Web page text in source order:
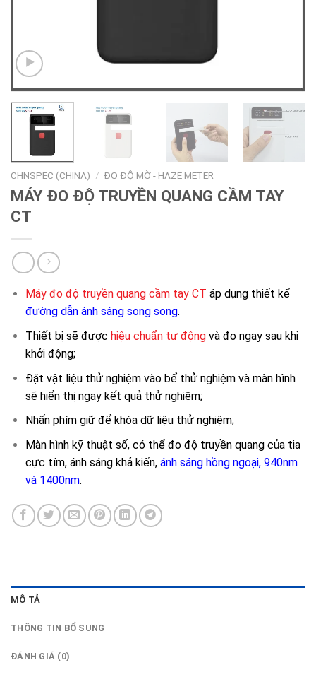
CHNSPEC (CHINA) / ĐO ĐỘ MỜ - HAZE METER
MÁY ĐO ĐỘ TRUYỀN QUANG CẦM TAY
CT
Máy đo độ truyền quang cầm tay CT áp dụng thiết kế
đường dẫn ánh sáng song song.
Thiết bị sẽ được hiệu chuẩn tự độngvà đo ngay sau khi
khởi động;
Đặt vật liệu thử nghiệm vào bể thử nghiệm và màn hình
sẽ hiển thị ngay kết quả thử nghiệm;
Nhấn phím giữ để khóa dữ liệu thử nghiệm;
Màn hình kỹ thuật số, có thể đo độ truyền quang của tia
cực tím, ánh sáng khả kiến, ánh sáng hồng ngoại, 940nm
và 1400nm.
MÔ TẢ
THÔNG TIN BỔ SUNG
ĐÁNH GIÁ (0)